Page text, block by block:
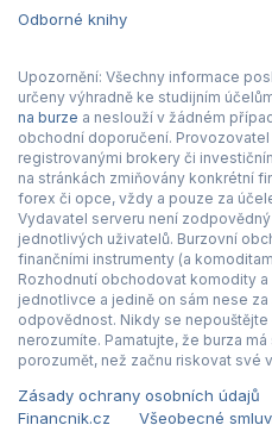
Odborné knihy
Upozornění: Všechny informace
určeny výhradně ke studijním
na burze a neslouží v žádném
obchodní doporučení.
registrovanými brokery či
na stránkách zmiňovány konkrétní
forex či opce, vždy a pouze za
Vydavatel serveru není
jednotlivých uživatelů. Burzovní
finančními instrumenty (a
Rozhodnutí obchodovat komodity
jednotlivce a jedině on sám nese
odpovědnost. Nikdy se
nerozumíte. Pamatujte, že burza
porozumět, než začnu riskovat své
Zásady ochrany osobních údajů
Financnik.cz
Všeobecné